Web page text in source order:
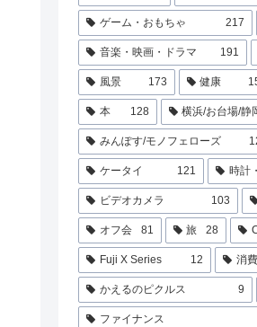
ゲーム・おもちゃ 217
音楽・映画・ドラマ 191
風景 173 健康
本 128 横浜/お台場/静
みんぽす/モノフェローズ
ケータイ 121 時計
ビデオカメラ 103
オフ会 81 旅 28
Fuji X Series 12 消
かえるのピクルス 9
ファイナンス